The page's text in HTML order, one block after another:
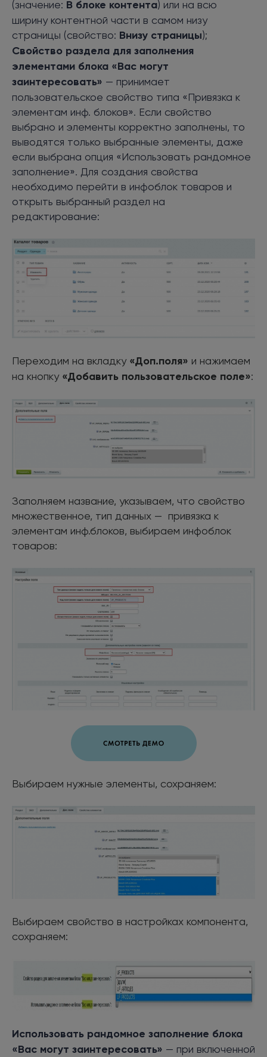
(значение: В блоке контента) или на всю
ширину контентной части в самом низу
страницы (свойство: Внизу страницы);
Свойство раздела для заполнения
элементами блока «Вас могут
заинтересовать» — принимает
пользовательское свойство типа «Привязка к
элементам инф. блоков». Если свойство
выбрано и элементы корректно заполнены, то
выводятся только выбранные элементы, даже
если выбрана опция «Использовать рандомное
заполнение». Для создания свойства
необходимо перейти в инфоблок товаров и
открыть выбранный раздел на
редактирование:
Переходим на вкладку «Доп.поля» и нажимаем
на кнопку «Добавить пользовательское поле»:
Заполняем название, указываем, что свойство
множественное, тип данных — привязка к
элементам инф.блоков, выбираем инфоблок
товаров:
Выбираем нужные элементы, сохраняем:
Выбираем свойство в настройках компонента,
сохраняем:
Использовать рандомное заполнение блока
«Вас могут заинтересовать» — при включенной